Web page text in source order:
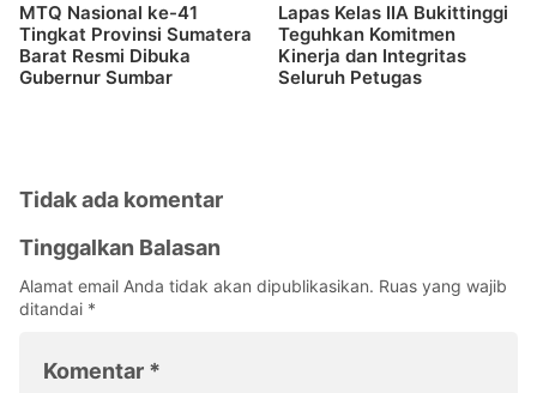
MTQ Nasional ke-41
Tingkat Provinsi Sumatera
Barat Resmi Dibuka
Gubernur Sumbar
Lapas Kelas IIA Bukittinggi
Teguhkan Komitmen
Kinerja dan Integritas
Seluruh Petugas
Tidak ada komentar
Tinggalkan Balasan
Alamat email Anda tidak akan dipublikasikan. Ruas yang wajib
ditandai *
Komentar *